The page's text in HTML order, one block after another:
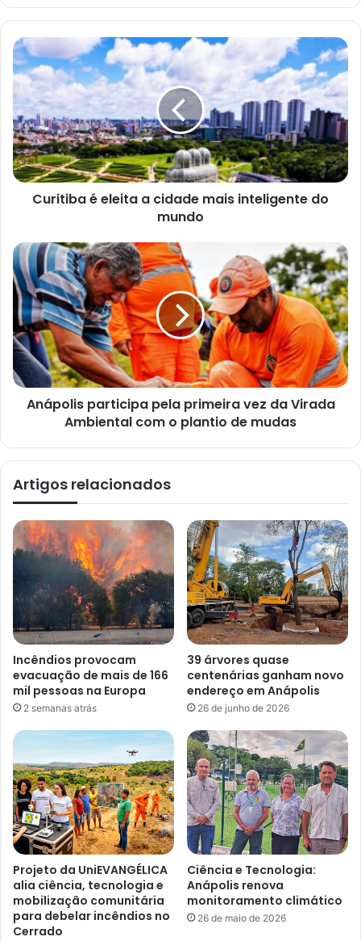
o
s
u
e
n
d
e
r
e
ç
o
d
e
e
Curitiba é eleita a cidade mais inteligente do
mundo
Anápolis participa pela primeira vez da Virada
Ambiental com o plantio de mudas
Artigos relacionados
Incêndios provocam
evacuação de mais de 166
mil pessoas na Europa
2 semanas atrás
39 árvores quase
centenárias ganham novo
endereço em Anápolis
26 de junho de 2026
Projeto da UniEVANGÉLICA
alia ciência, tecnologia e
mobilização comunitária
para debelar incêndios no
Cerrado
Ciência e Tecnologia:
Anápolis renova
monitoramento climático
26 de maio de 2026